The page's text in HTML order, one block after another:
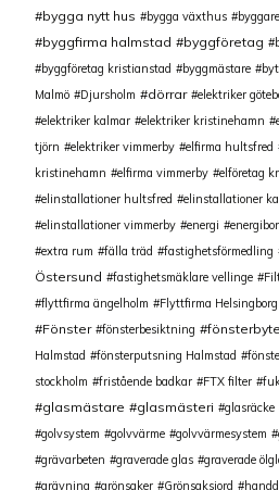
bygga nytt hus bygga växthus byggare
byggfirma halmstad byggföretag
byggföretag kristianstad
byggmästare
Malmö
Djursholm dörrar elektriker
elektriker kalmar
elektriker kristinehamn
tjörn
elektriker vimmerby elfirma hultsfred
kristinehamn
elfirma vimmerby elföretag
elinstallationer hultsfred
elinstallationer
elinstallationer vimmerby
energi
extra rum
fälla träd fastighetsförmedling
Östersund
fastighetsmäklare vellinge
flyttfirma ängelholm
Flyttfirma Helsingborg
Fönster fönsterbesiktning fönsterbyte
Halmstad
fönsterputsning Halmstad
stockholm
fristående badkar FTX filter
glasmästare
glasmästeri glasräcke
golvsystem
golvvärme golvvärmesystem
grävarbeten
graverade glas graverade
grävning
grönsaker Grönsaksjord